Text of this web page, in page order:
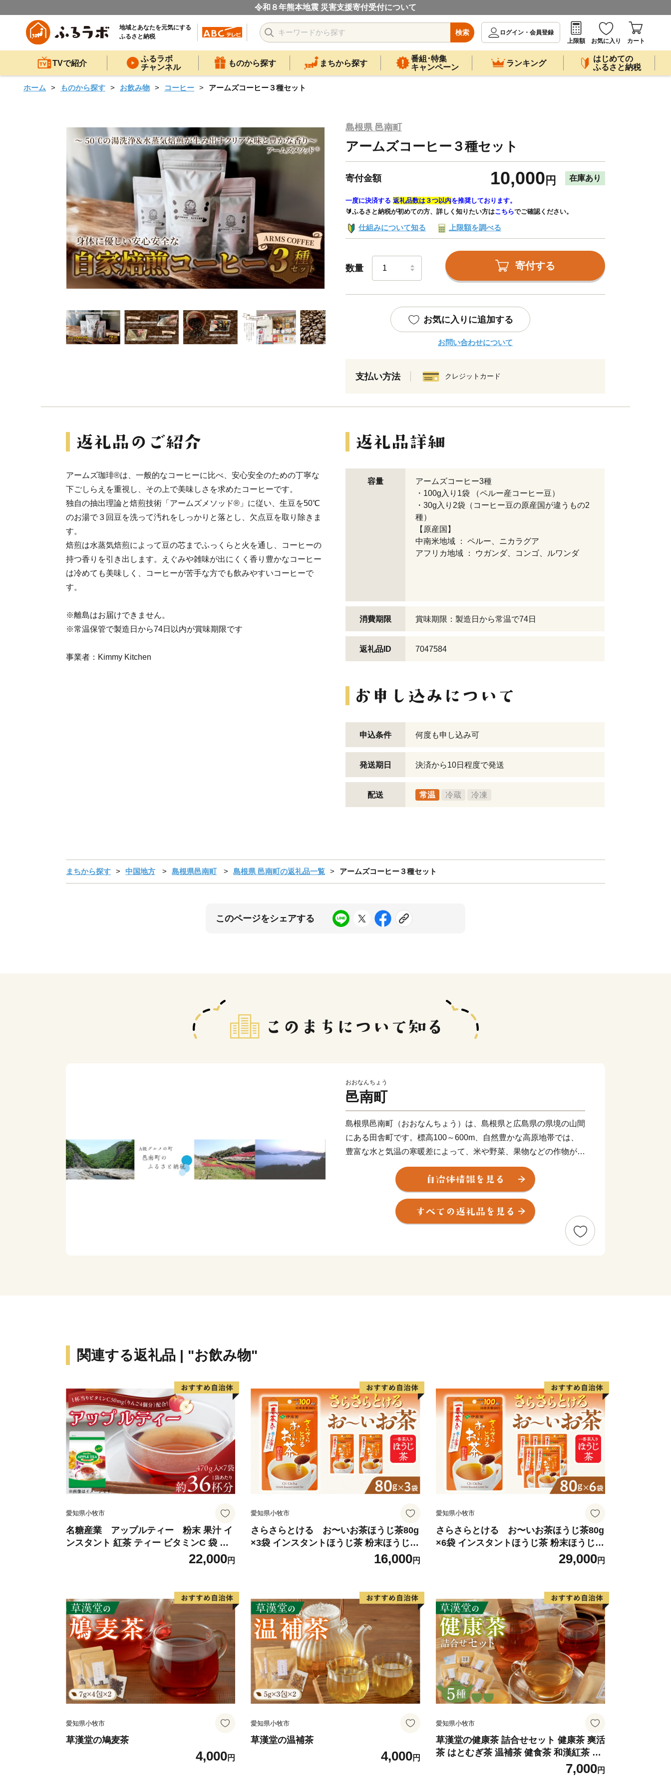
令和８年熊本地震 災害支援寄付受付について
地域とあなたを元気にする
ふるさと納税
検索
ログイン・会員登録
上限額
お気に入り カート
TVで紹介
ふるラボ
チャンネル
ものから探す まちから探す
番組･特集
キャンペーン
ランキング
はじめての
ふるさと納税
ホーム ものから探す お飲み物 コーヒー アームズコーヒー３種セット
島根県 邑南町
アームズコーヒー３種セット
寄付金額 10,000 円 在庫あり
一度に決済する 返礼品数は３つ以内を推奨しております。
🔰ふるさと納税が初めての方、詳しく知りたい方はこちらでご確認ください。
仕組みについて知る 上限額を調べる
数量 寄付する
お気に入りに追加する
お問い合わせについて
支払い方法 クレジットカード
アームズ珈琲®は、一般的なコーヒーに比べ、安心安全のための丁寧な
下ごしらえを重視し、その上で美味しさを求めたコーヒーです。
独自の抽出理論と焙煎技術「アームズメソッド®」に従い、生豆を50℃
のお湯で３回豆を洗って汚れをしっかりと落とし、欠点豆を取り除きま
す。
焙煎は水蒸気焙煎によって豆の芯までふっくらと火を通し、コーヒーの
持つ香りを引き出します。えぐみや雑味が出にくく香り豊かなコーヒー
は冷めても美味しく、コーヒーが苦手な方でも飲みやすいコーヒーで
す。
※離島はお届けできません。
※常温保管で製造日から74日以内が賞味期限です
事業者：Kimmy Kitchen
容量
アームズコーヒー3種
・100g入り1袋 （ペルー産コーヒー豆）
・30g入り2袋（コーヒー豆の原産国が違うもの2
種）
【原産国】
中南米地域 ： ペルー、ニカラグア
アフリカ地域 ： ウガンダ、コンゴ、ルワンダ
消費期限 賞味期限：製造日から常温で74日
返礼品ID 7047584
申込条件 何度も申し込み可
発送期日 決済から10日程度で発送
配送 常温 冷蔵 冷凍
まちから探す 中国地方 島根県邑南町 島根県 邑南町の返礼品一覧 アームズコーヒー３種セット
このページをシェアする
おおなんちょう
邑南町
島根県邑南町（おおなんちょう）は、島根県と広島県の県境の山間
にある田舎町です。標高100～600m、自然豊かな高原地帯では、
豊富な水と気温の寒暖差によって、米や野菜、果物などの作物が美
味しく育っています。また、石見和牛肉や石見ポークなどのブラン
ド肉、酪農、養鶏など畜産業も盛んな町です。
でに下記お問い合わせ先までご連絡ください。
【ワンストップ特例申請書の受付について】
ワンストップ特例申請書の受付が不備等なく完了した際には、メ
ールにてご連絡させていただきます。なお、文書をご希望される場
合は、別途お申し付けいただきますようお願いいたします。
◆◆ご注意下さい◆◆
た、寄附お申し込みのキャンセル、返礼品の変更・返品は承ってお
りません。あらかじめご了承下さい。
■問い合わせ先
納税事業部
TEL ( 0855 ) 97 - 8566
FAX ( 0855 ) 97 - 8567
E-mail furusato@ohnan.com
【寄附全般に関すること】
邑南町役場 産業支援課 商工グループ ふるさと寄附担
当
FAX ( 0855 ) 95 - 0171
E-mail furusato@town-ohnan.jp
関連する返礼品 | "お飲み物"
愛知県小牧市
名糖産業 アップルティー 粉末 果汁 イ
ンスタント 紅茶 ティー ビタミンC 袋 ロ
ングセラー 粉末飲料 粉末茶 簡単 手軽 ホ
22,000円
愛知県小牧市
さらさらとける お〜いお茶ほうじ茶80g
×3袋 インスタントほうじ茶 粉末ほうじ茶
16,000円
愛知県小牧市
さらさらとける お〜いお茶ほうじ茶80g
×6袋 インスタントほうじ茶 粉末ほうじ茶
29,000円
愛知県小牧市
草漢堂の鳩麦茶
4,000円
愛知県小牧市
草漢堂の温補茶
4,000円
愛知県小牧市
草漢堂の健康茶 詰合せセット 健康茶 爽活
茶 はとむぎ茶 温補茶 健食茶 和漢紅茶 お
7,000円